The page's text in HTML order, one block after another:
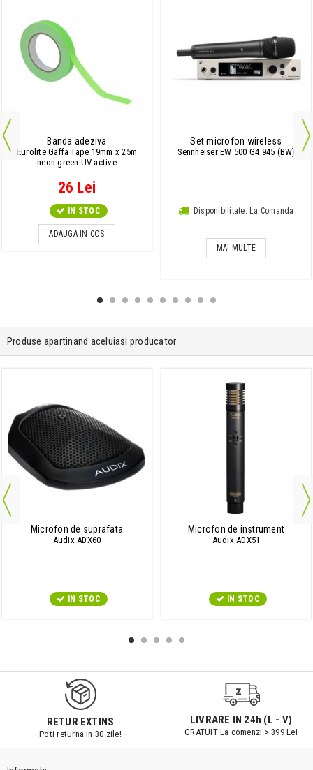
Banda adeziva
Eurolite Gaffa Tape 19mm x 25m
neon-green UV-active
26 Lei
IN STOC
ADAUGA IN COS
Set microfon wireless
Sennheiser EW 500 G4 945 (BW)
Disponibilitate: La Comanda
MAI MULTE
Produse apartinand aceluiasi producator
Microfon de suprafata
Audix ADX60
IN STOC
Microfon de instrument
Audix ADX51
IN STOC
RETUR EXTINS
Poti returna in 30 zile!
LIVRARE IN 24h (L - V)
GRATUIT La comenzi > 399 Lei